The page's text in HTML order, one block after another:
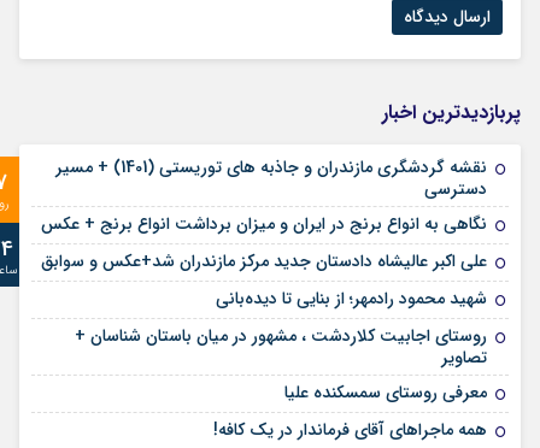
پربازدیدترین اخبار
نقشه گردشگری مازندران و جاذبه های توریستی (1401) + مسیر
دسترسی
نگاهی به انواع برنج در ایران و میزان برداشت انواع برنج + عکس
علی‌ اکبر عالیشاه دادستان جدید مرکز مازندران شد+عکس و سوابق
شهید محمود رادمهر؛ از بنایی تا دیده‌بانی
روستای اجابیت کلاردشت ، مشهور در میان باستان شناسان +
تصاویر
معرفی روستای سمسکنده علیا
همه ماجراهای آقای فرماندار در یک کافه!